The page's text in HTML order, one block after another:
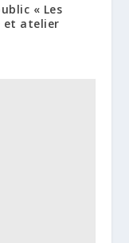
« Les
et atelier